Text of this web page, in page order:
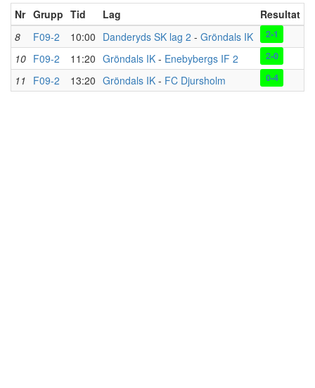
Nr Grupp Tid Lag Resultat
8
F09-2 10:00 Danderyds SK lag 2 - Gröndals IK 2-1
10 F09-2 11:20 Gröndals IK - Enebybergs IF 2 2-0
11 F09-2 13:20 Gröndals IK - FC Djursholm 0-4